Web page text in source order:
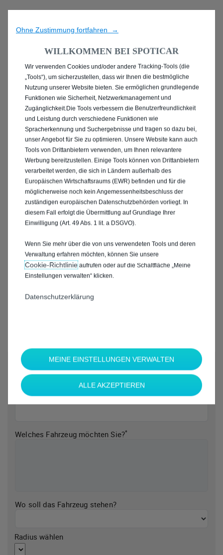
ENTDECKEN SIE ALLE
PEUGEOT 2008 IN
SCHWERIN
Welche Marke möchten Sie?*
Welches Fahrzeug möchten Sie?*
Wo soll das Fahrzeug stehen?
Radius wählen
Ohne Zustimmung fortfahren →
WILLKOMMEN BEI SPOTICAR
Wir verwenden Cookies und/oder andere Tracking-Tools (die
„Tools“), um sicherzustellen, dass wir Ihnen die bestmögliche
Nutzung unserer Website bieten. Sie ermöglichen grundlegende
Funktionen wie Sicherheit, Netzwerkmanagement und
Zugänglichkeit.Die Tools verbessern die Benutzerfreundlichkeit
und Leistung durch verschiedene Funktionen wie
Spracherkennung und Suchergebnisse und tragen so dazu bei,
unser Angebot für Sie zu optimieren. Unsere Website kann auch
Tools von Drittanbietern verwenden, um Ihnen relevantere
Werbung bereitzustellen. Einige Tools können von Drittanbietern
verarbeitet werden, die sich in Ländern außerhalb des
Europäischen Wirtschaftsraums (EWR) befinden und für die
möglicherweise noch kein Angemessenheitsbeschluss der
zuständigen europäischen Datenschutzbehörden vorliegt. In
diesem Fall erfolgt die Übermittlung auf Grundlage Ihrer
Einwilligung (Art. 49 Abs. 1 lit. a DSGVO).
Wenn Sie mehr über die von uns verwendeten Tools und deren
Verwaltung erfahren möchten, können Sie unsere
Cookie‑Richtlinieaufrufen oder auf die Schaltfläche „Meine
Einstellungen verwalten“ klicken.
Datenschutzerklärung
MEINE EINSTELLUNGEN VERWALTEN
ALLE AKZEPTIEREN